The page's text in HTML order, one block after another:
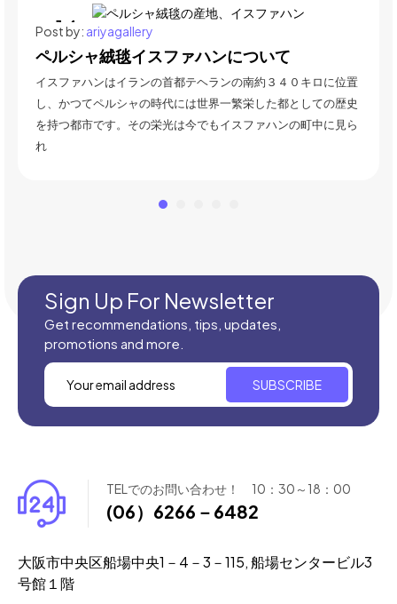
14
6月
Post by: ariyagallery
ペルシャ絨毯イスファハンについて
イスファハンはイランの首都テヘランの南約３４０キロに位置
し、かつてペルシャの時代には世界一繁栄した都としての歴史
を持つ都市です。 その栄光は今でもイスファハンの町中に見ら
れ
Sign Up For Newsletter
Get recommendations, tips, updates,
promotions and more.
SUBSCRIBE
TELでのお問い合わせ！ 10：30～18：00
(06）6266－6482
大阪市中央区船場中央1－4－3－115, 船場センタービル3
号館１階